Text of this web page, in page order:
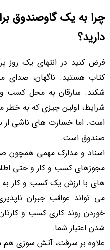
چرا به یک گاوصندوق
دارید؟
فرض کنید در انتهای یک روز
کتاب هستید. ناگهان، صدای
شکند. سارقان به محل کسب و
شرایط، اولین چیزی که به خطر
است. اما خسارت های ناشی از
صندوق است.
اسناد و مدارک مهمی همچون
مجوزهای کسب و کار و حتی
های با ارزش یک کسب و کار
می تواند عواقب جبران
خوردن روند کاری کسب و
شدن اعتبار شما.
علاوه بر سرقت، آتش سوزی هم